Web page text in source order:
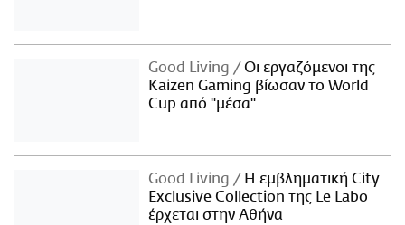
Good Living
Οι εργαζόμενοι της
Kaizen Gaming βίωσαν το World
Cup από "μέσα"
Good Living
Η εμβληματική City
Exclusive Collection της Le Labo
έρχεται στην Αθήνα